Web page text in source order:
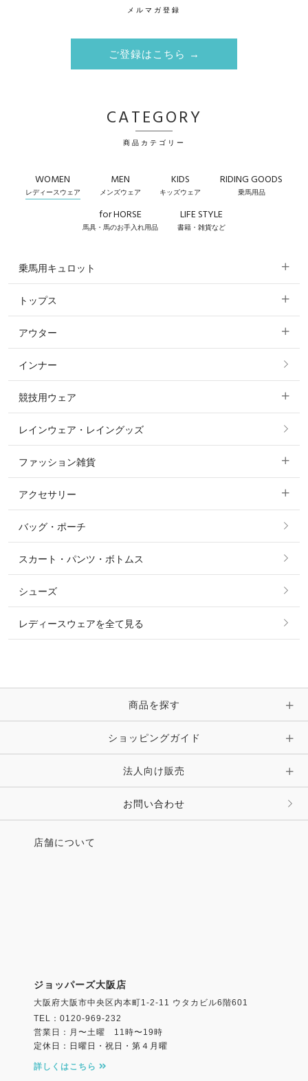
メルマガ登録
ご登録はこちら →
CATEGORY
商品カテゴリー
WOMEN
レディースウェア
MEN
メンズウェア
KIDS
キッズウェア
RIDING GOODS
乗馬用品
for HORSE
馬具・馬のお手入れ用品
LIFE STYLE
書籍・雑貨など
乗馬用キュロット
すべてのキュロット
フルグリップ・尻革 キュロット
ニーグリップ・膝革 キュロット
トップス
すべてのトップス
ポロシャツ
カットソー・Tシャツ・タンクトップ
ニット・セーター
シャツ・ブラウス・ワンピース
アウター
すべてのアウター
コート
ジャケット・ブルゾン
インナー
競技用ウェア
すべての競技用ウェア
ショージャケット
ショーシャツ
レインウェア・レイングッズ
ファッション雑貨
すべてのファッション雑貨
ソックス
ベルト
時計・財布・キーケース・革小物
キーホルダー・チャーム・ストラップ
その他 ファッション雑貨
アクセサリー
すべてのアクセサリー
リング
ピアス・イヤリング
ピン・ブローチ・コサージュ
その他 アクセサリー
バッグ・ポーチ
スカート・パンツ・ボトムス
シューズ
レディースウェアを全て見る
商品を探す
ショッピングガイド
法人向け販売
お問い合わせ
店舗について
ジョッパーズ大阪店
大阪府大阪市中央区内本町1-2-11 ウタカビル6階601
TEL：0120-969-232
営業日：月〜土曜 11時〜19時
定休日：日曜日・祝日・第４月曜
詳しくはこちら